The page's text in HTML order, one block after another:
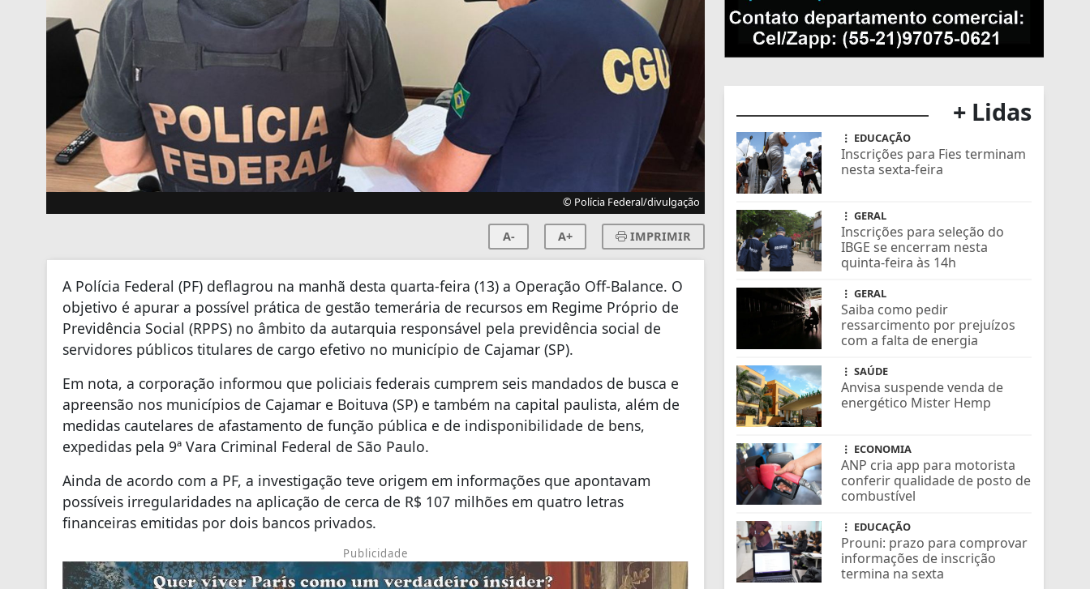
© Polícia Federal/divulgação
A- A+ IMPRIMIR
A Polícia Federal (PF) deflagrou na manhã desta quarta-feira (13) a Operação Off-Balance. O
objetivo é apurar a possível prática de gestão temerária de recursos em Regime Próprio de
Previdência Social (RPPS) no âmbito da autarquia responsável pela previdência social de
servidores públicos titulares de cargo efetivo no município de Cajamar (SP).
Em nota, a corporação informou que policiais federais cumprem seis mandados de busca e
apreensão nos municípios de Cajamar e Boituva (SP) e também na capital paulista, além de
medidas cautelares de afastamento de função pública e de indisponibilidade de bens,
expedidas pela 9ª Vara Criminal Federal de São Paulo.
Ainda de acordo com a PF, a investigação teve origem em informações que apontavam
possíveis irregularidades na aplicação de cerca de R$ 107 milhões em quatro letras
financeiras emitidas por dois bancos privados.
Publicidade
+ Lidas
EDUCAÇÃO
Inscrições para Fies terminam
nesta sexta-feira
GERAL
Inscrições para seleção do
IBGE se encerram nesta
quinta-feira às 14h
GERAL
Saiba como pedir
ressarcimento por prejuízos
com a falta de energia
SAÚDE
Anvisa suspende venda de
energético Mister Hemp
ECONOMIA
ANP cria app para motorista
conferir qualidade de posto de
combustível
EDUCAÇÃO
Prouni: prazo para comprovar
informações de inscrição
termina na sexta